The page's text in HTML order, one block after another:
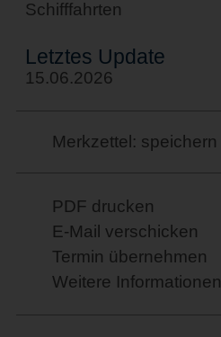
Schifffahrten
Letztes Update
15.06.2026
Merkzettel: speichern
PDF drucken
E-Mail verschicken
Termin übernehmen
Weitere Informationen